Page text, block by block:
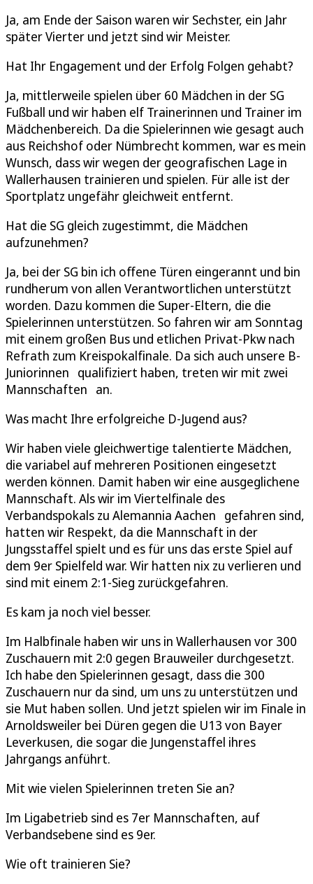
Ja, am Ende der Saison waren wir Sechster, ein Jahr
später Vierter und jetzt sind wir Meister.
Hat Ihr Engagement und der Erfolg Folgen gehabt?
Ja, mittlerweile spielen über 60 Mädchen in der SG
Fußball und wir haben elf Trainerinnen und Trainer im
Mädchenbereich. Da die Spielerinnen wie gesagt auch
aus Reichshof oder Nümbrecht kommen, war es mein
Wunsch, dass wir wegen der geografischen Lage in
Wallerhausen trainieren und spielen. Für alle ist der
Sportplatz ungefähr gleichweit entfernt.
Hat die SG gleich zugestimmt, die Mädchen
aufzunehmen?
Ja, bei der SG bin ich offene Türen eingerannt und bin
rundherum von allen Verantwortlichen unterstützt
worden. Dazu kommen die Super-Eltern, die die
Spielerinnen unterstützen. So fahren wir am Sonntag
mit einem großen Bus und etlichen Privat-Pkw nach
Refrath zum Kreispokalfinale. Da sich auch unsere B-
Juniorinnen qualifiziert haben, treten wir mit zwei
Mannschaften an.
Was macht Ihre erfolgreiche D-Jugend aus?
Wir haben viele gleichwertige talentierte Mädchen,
die variabel auf mehreren Positionen eingesetzt
werden können. Damit haben wir eine ausgeglichene
Mannschaft. Als wir im Viertelfinale des
Verbandspokals zu Alemannia Aachen gefahren sind,
hatten wir Respekt, da die Mannschaft in der
Jungsstaffel spielt und es für uns das erste Spiel auf
dem 9er Spielfeld war. Wir hatten nix zu verlieren und
sind mit einem 2:1-Sieg zurückgefahren.
Es kam ja noch viel besser.
Im Halbfinale haben wir uns in Wallerhausen vor 300
Zuschauern mit 2:0 gegen Brauweiler durchgesetzt.
Ich habe den Spielerinnen gesagt, dass die 300
Zuschauern nur da sind, um uns zu unterstützen und
sie Mut haben sollen. Und jetzt spielen wir im Finale in
Arnoldsweiler bei Düren gegen die U13 von Bayer
Leverkusen, die sogar die Jungenstaffel ihres
Jahrgangs anführt.
Mit wie vielen Spielerinnen treten Sie an?
Im Ligabetrieb sind es 7er Mannschaften, auf
Verbandsebene sind es 9er.
Wie oft trainieren Sie?